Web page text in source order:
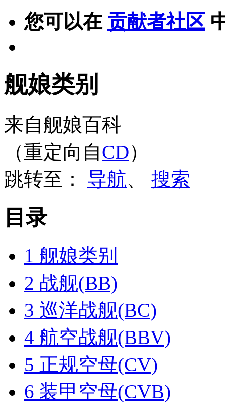
您可以在 贡献者社区
舰娘类别
来自舰娘百科
（重定向自CD）
跳转至： 导航、 搜索
目录
1 舰娘类别
2 战舰(BB)
3 巡洋战舰(BC)
4 航空战舰(BBV)
5 正规空母(CV)
6 装甲空母(CVB)